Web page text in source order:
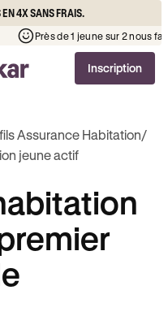
4X SANS FRAIS.
France³ Près de 1
Inscription
Assurance Habitation/
jeune actif